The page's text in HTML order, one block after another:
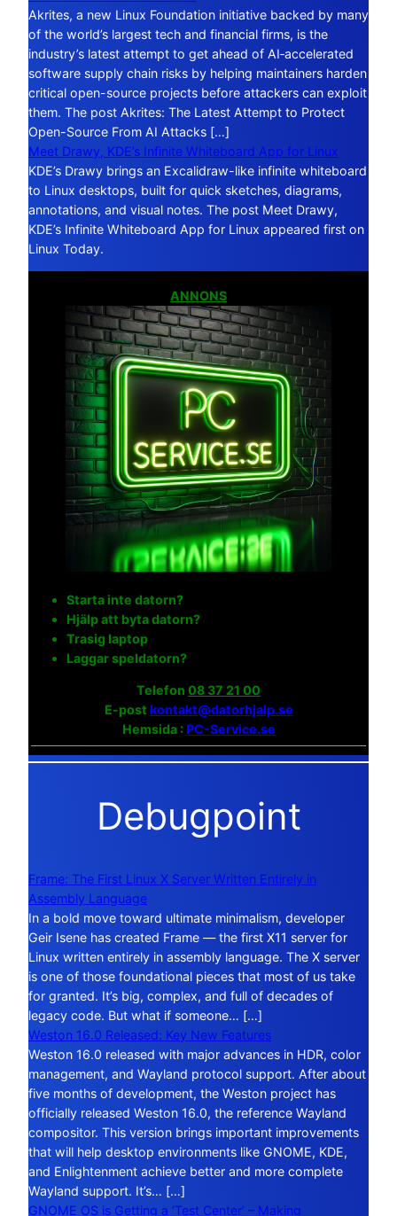
Akrites, a new Linux Foundation initiative backed by many
of the world’s largest tech and financial firms, is the
industry’s latest attempt to get ahead of AI‑accelerated
software supply chain risks by helping maintainers harden
critical open-source projects before attackers can exploit
them. The post Akrites: The Latest Attempt to Protect
Open-Source From AI Attacks […]
Meet Drawy, KDE’s Infinite Whiteboard App for Linux
KDE’s Drawy brings an Excalidraw-like infinite whiteboard
to Linux desktops, built for quick sketches, diagrams,
annotations, and visual notes. The post Meet Drawy,
KDE’s Infinite Whiteboard App for Linux appeared first on
Linux Today.
ANNONS
Starta inte datorn?
Hjälp att byta datorn?
Trasig laptop
Laggar speldatorn?
Telefon 08 37 21 00
E-post kontakt@datorhjalp.se
Hemsida :PC-Service.se
Debugpoint
Frame: The First Linux X Server Written Entirely in
Assembly Language
In a bold move toward ultimate minimalism, developer
Geir Isene has created Frame — the first X11 server for
Linux written entirely in assembly language. The X server
is one of those foundational pieces that most of us take
for granted. It’s big, complex, and full of decades of
legacy code. But what if someone… […]
Weston 16.0 Released: Key New Features
Weston 16.0 released with major advances in HDR, color
management, and Wayland protocol support. After about
five months of development, the Weston project has
officially released Weston 16.0, the reference Wayland
compositor. This version brings important improvements
that will help desktop environments like GNOME, KDE,
and Enlightenment achieve better and more complete
Wayland support. It’s… […]
GNOME OS is Getting a ‘Test Center’ – Making